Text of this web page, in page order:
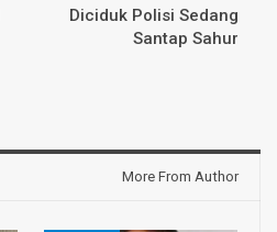
Diciduk Polisi Sedang
Santap Sahur
More From Author